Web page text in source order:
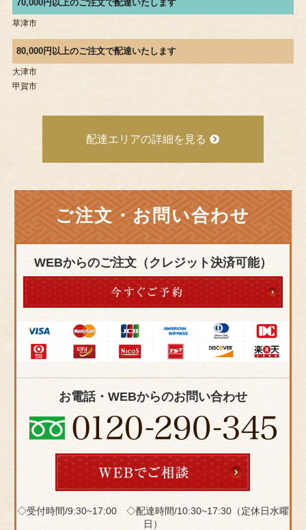
70,000円以上のご注文で配達いたします
草津市
80,000円以上のご注文で配達いたします
大津市
甲賀市
配達エリアの詳細を見る
ご注文・お問い合わせ
WEBからのご注文（クレジット決済可能）
お電話・WEBからのお問い合わせ
◇受付時間/9:30~17:00 ◇配達時間/10:30~17:30（定休日水曜
日）